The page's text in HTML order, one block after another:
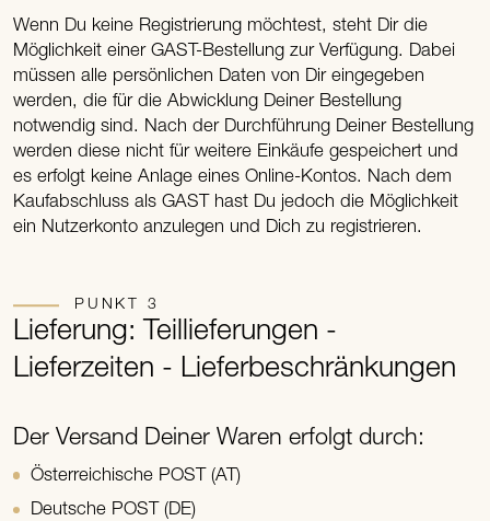
Wenn Du keine Registrierung möchtest, steht Dir die
Möglichkeit einer GAST-Bestellung zur Verfügung. Dabei
müssen alle persönlichen Daten von Dir eingegeben
werden, die für die Abwicklung Deiner Bestellung
notwendig sind. Nach der Durchführung Deiner Bestellung
werden diese nicht für weitere Einkäufe gespeichert und
es erfolgt keine Anlage eines Online-Kontos. Nach dem
Kaufabschluss als GAST hast Du jedoch die Möglichkeit
ein Nutzerkonto anzulegen und Dich zu registrieren.
PUNKT 3
Lieferung: Teillieferungen -
Lieferzeiten - Lieferbeschränkungen
Der Versand Deiner Waren erfolgt durch:
Österreichische POST (AT)
Deutsche POST (DE)